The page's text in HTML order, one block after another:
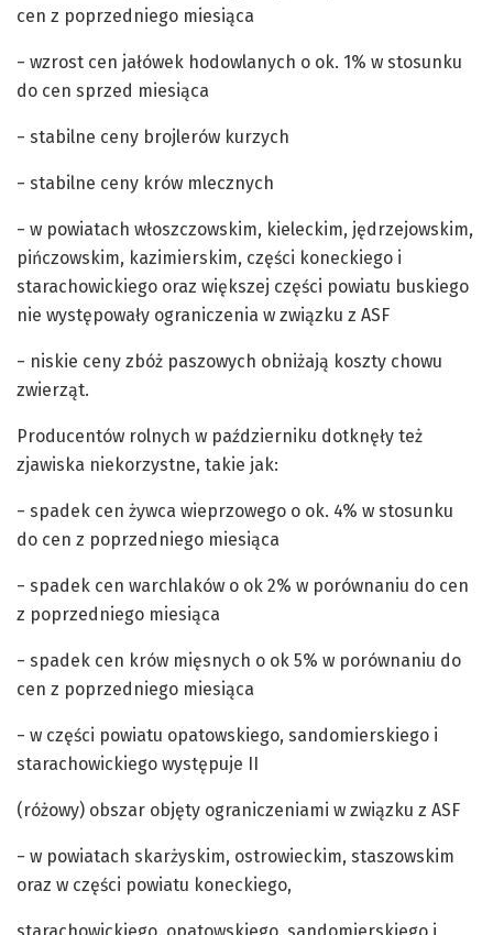
cen z poprzedniego miesiąca
− wzrost cen jałówek hodowlanych o ok. 1% w stosunku
do cen sprzed miesiąca
− stabilne ceny brojlerów kurzych
− stabilne ceny krów mlecznych
− w powiatach włoszczowskim, kieleckim, jędrzejowskim,
pińczowskim, kazimierskim, części koneckiego i
starachowickiego oraz większej części powiatu buskiego
nie występowały ograniczenia w związku z ASF
− niskie ceny zbóż paszowych obniżają koszty chowu
zwierząt.
Producentów rolnych w październiku dotknęły też
zjawiska niekorzystne, takie jak:
− spadek cen żywca wieprzowego o ok. 4% w stosunku
do cen z poprzedniego miesiąca
− spadek cen warchlaków o ok 2% w porównaniu do cen
z poprzedniego miesiąca
− spadek cen krów mięsnych o ok 5% w porównaniu do
cen z poprzedniego miesiąca
− w części powiatu opatowskiego, sandomierskiego i
starachowickiego występuje II
(różowy) obszar objęty ograniczeniami w związku z ASF
− w powiatach skarżyskim, ostrowieckim, staszowskim
oraz w części powiatu koneckiego,